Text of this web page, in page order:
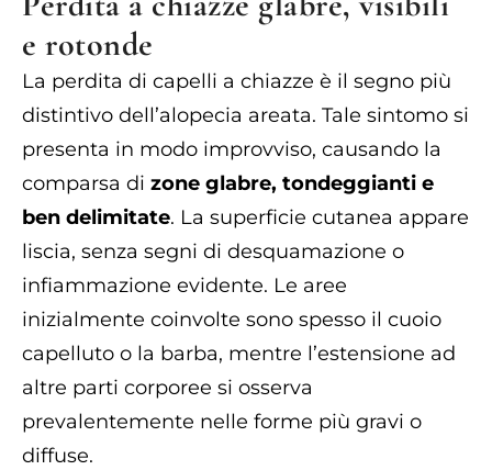
e rotonde
La perdita di capelli a chiazze è il segno più
distintivo dell’alopecia areata. Tale sintomo si
presenta in modo improvviso, causando la
comparsa di zone glabre, tondeggianti e
ben delimitate. La superficie cutanea appare
liscia, senza segni di desquamazione o
infiammazione evidente. Le aree
inizialmente coinvolte sono spesso il cuoio
capelluto o la barba, mentre l’estensione ad
altre parti corporee si osserva
prevalentemente nelle forme più gravi o
diffuse.